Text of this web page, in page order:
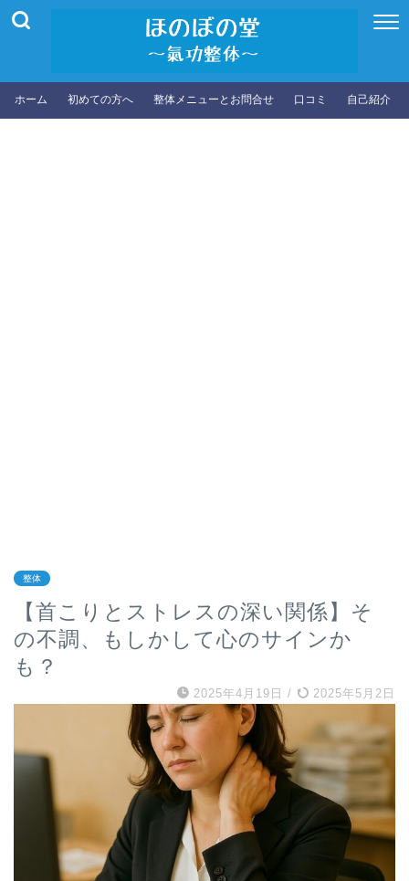
ホーム 初めての方へ 整体メニューとお問合せ 口コミ 自己紹介
整体
【首こりとストレスの深い関係】そ
の不調、もしかして心のサインか
も？
2025年4月19日 / 2025年5月2日